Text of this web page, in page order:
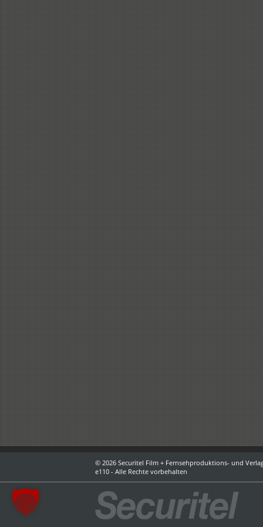
© 2026 Securitel Film + Fernsehproduktions- und
e110 - Alle Rechte vorbehalten